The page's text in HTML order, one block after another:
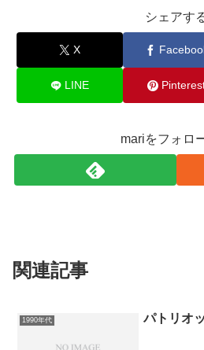
シェアす
X
LINE
mariをフォロ
関連記事
1990年代 パトリオ